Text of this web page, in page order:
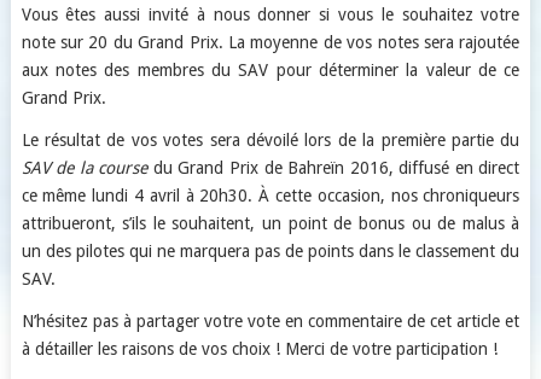
Vous êtes aussi invité à nous donner si vous le souhaitez votre
note sur 20 du Grand Prix. La moyenne de vos notes sera rajoutée
aux notes des membres du SAV pour déterminer la valeur de ce
Grand Prix.
Le résultat de vos votes sera dévoilé lors de la première partie du
SAV de la coursedu Grand Prix de Bahreïn 2016, diffusé en direct
ce même lundi 4 avril à 20h30. À cette occasion, nos chroniqueurs
attribueront, s’ils le souhaitent, un point de bonus ou de malus à
un des pilotes qui ne marquera pas de points dans le classement du
SAV.
N’hésitez pas à partager votre vote en commentaire de cet article et
à détailler les raisons de vos choix ! Merci de votre participation !